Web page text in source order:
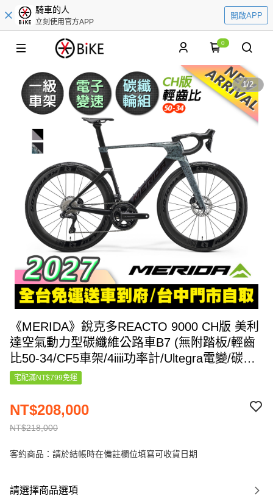
騎車的人
立刻使用官方APP
開啟APP
0
1/2
《MERIDA》銳克多REACTO 9000 CH版 美利
達空氣動力型碳纖維公路車B7 (無附踏板/輕齒
比50-34/CF5車架/4iiii功率計/Ultegra電變/碳纖
輪組/競賽/自行車/跑車/單車/美利達2027)
宅配滿NT$799免運
NT$218,000
NT$208,000
客約商品：請於結帳時在備註欄位填寫可收貨日期
請選擇商品選項